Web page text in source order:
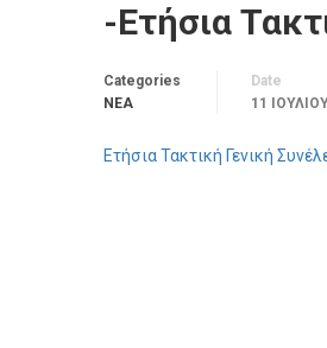
-Ετήσια
Categories
ΝΈΑ
Date
11
Ετήσια Τακτική Γενική